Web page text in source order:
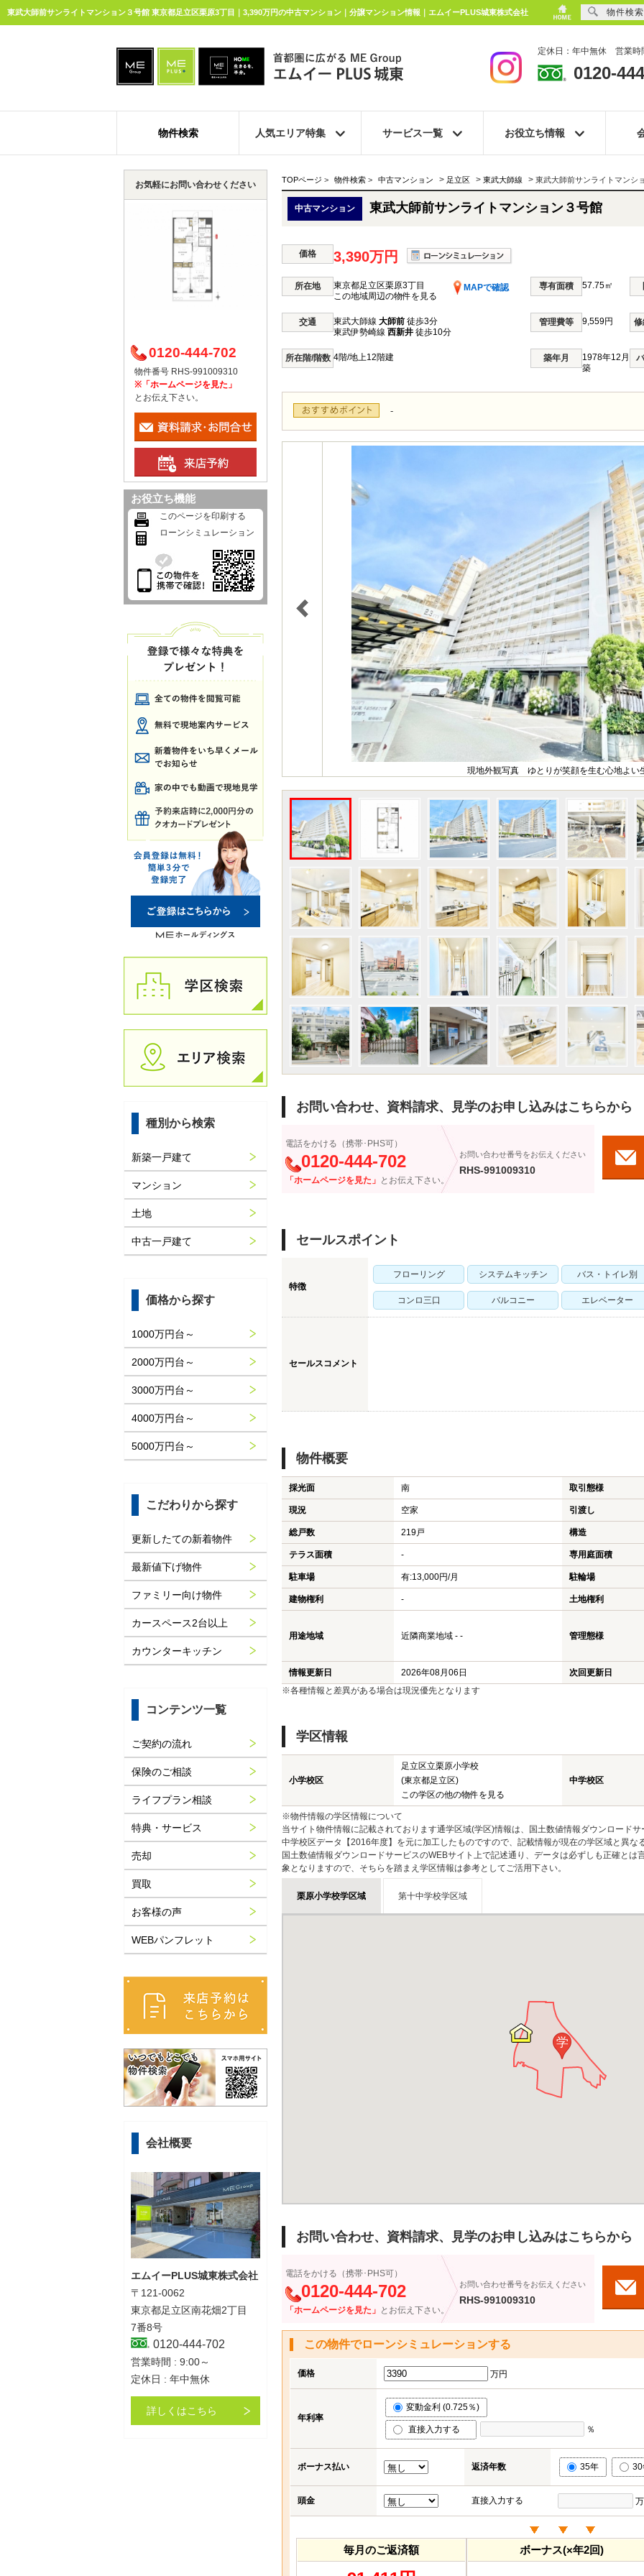
東武大師前サンライトマンション３号館 東京都足立区栗原3丁目｜3,390万円の中古マンション｜分譲マンション情報｜エムイーPLUS城東株式会社
定休日：年中無休 営業時
0120-
物件検索 人気エリア特集 サービス一覧 お役立ち情報
TOPページ > 物件検索 > 中古マンション > 足立区 > 東武大師線 > 東武大師前サンライトマンシ
中古マンション 東武大師前サンライトマンション３号館
価格 3,390万円
所在地 東京都足立区栗原3丁目
MAPで確認
この地域周辺の物件を見る
専有面積 57.75㎡
交通 東武大師線 大師前 徒歩3分
東武伊勢崎線 西新井 徒歩10分
管理費等 9,559円
所在階/階数 4階/地上12階建 築年月
1978年12月
築
-
現地外観写真 ゆとりが笑顔を生む心地よい
お問い合わせ、資料請求、見学のお申し込みはこちらから
電話をかける（携帯･PHS可）
0120-444-702
「ホームページを見た」 とお伝え下さい。
お問い合わせ番号をお伝えください
RHS-991009310
セールスポイント
特徴
フローリング システムキッチン バス・トイレ別
コンロ三口 バルコニー エレベーター
セールスコメント
物件概要
採光面 南 取引態様
現況 空家 引渡し
総戸数 219戸 構造
テラス面積 - 専用庭面積
駐車場 有:13,000円/月 駐輪場
建物権利 - 土地権利
用途地域 近隣商業地域 - - 管理態様
情報更新日 2026年08月06日
次回更新日
※各種情報と差異がある場合は現況優先となります
学区情報
小学校区
足立区立栗原小学校
(東京都足立区)
この学区の他の物件を見る
中学校区
※物件情報の学区情報について
当サイト物件情報に記載されております通学区域(学区)情報は、国土数値情報ダウンロード
中学校区データ【2016年度】を元に加工したものですので、記載情報が現在の学区域と異な
国土数値情報ダウンロードサービスのWEBサイト上で記述通り、データは必ずしも正確と
象となりますので、そちらを踏まえ学区情報は参考としてご活用下さい。
栗原小学校学区域 第十中学校学区域
学
お問い合わせ、資料請求、見学のお申し込みはこちらから
電話をかける（携帯･PHS可）
0120-444-702
「ホームページを見た」 とお伝え下さい。
お問い合わせ番号をお伝えください
RHS-991009310
この物件でローンシミュレーションする
価格 万円
年利率
変動金利 (0.725％)
直接入力する ％
ボーナス払い 返済年数 35年 30
頭金 直接入力する
毎月のご返済額 ボーナス(×年2回)
お気軽にお問い合わせください
0120-444-702
物件番号 RHS-991009310
※「ホームページを見た」
とお伝え下さい。
お役立ち機能
このページを印刷する
ローンシミュレーション
種別から検索
新築一戸建て
マンション
土地
中古一戸建て
価格から探す
1000万円台～
2000万円台～
3000万円台～
4000万円台～
5000万円台～
こだわりから探す
更新したての新着物件
最新値下げ物件
ファミリー向け物件
カースペース2台以上
カウンターキッチン
コンテンツ一覧
ご契約の流れ
保険のご相談
ライフプラン相談
特典・サービス
売却
買取
お客様の声
WEBパンフレット
会社概要
エムイーPLUS城東株式会社
〒121-0062
東京都足立区南花畑2丁目
7番8号
0120-444-702
営業時間 : 9:00～
定休日 : 年中無休
詳しくはこちら
物件検索